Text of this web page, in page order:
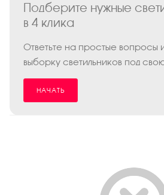
Подберите нужные
в 4 клика
Ответьте на простые вопросы
выборку светильников под
НАЧАТЬ